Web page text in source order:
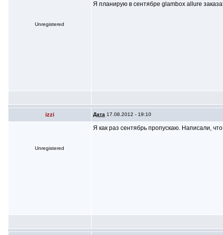
Unregistered
Я планирую в сентябре glambox allure
izzi Дата 17.08.2012 - 19:10
Unregistered
Я как раз сентябрь пропускаю. Написали,